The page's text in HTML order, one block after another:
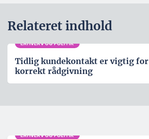
Relateret indhold
ERHVERV OG POLITIK
Tidlig kundekontakt er vigtig for
korrekt rådgivning
ERHVERV OG POLITIK